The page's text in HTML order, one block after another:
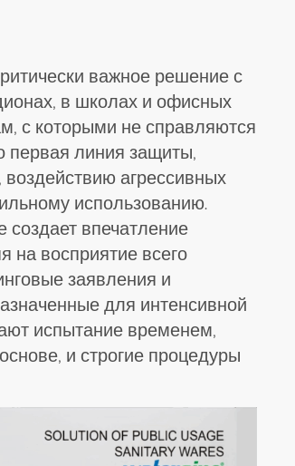
важное решение с
в школах и офисных
с которыми не справляются
первая линия защиты,
агрессивных
использованию.
впечатление
на восприятие всего
заявления и
для интенсивной
испытание временем,
и строгие процедуры